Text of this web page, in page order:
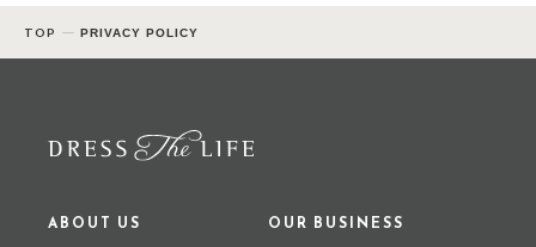
TOP PRIVACY POLICY
ABOUT US OUR BUSINESS